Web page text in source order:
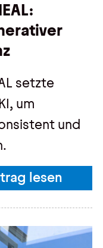
setzte
um
und
lesen